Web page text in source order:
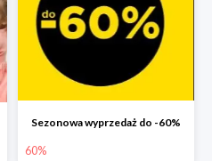
Sezonowa wyprzedaż do -60%
60%